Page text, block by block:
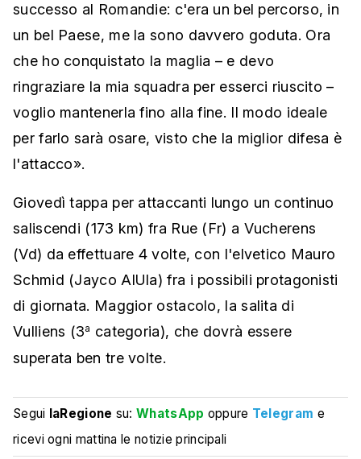
successo al Romandie: c'era un bel percorso, in
un bel Paese, me la sono davvero goduta. Ora
che ho conquistato la maglia – e devo
ringraziare la mia squadra per esserci riuscito –
voglio mantenerla fino alla fine. Il modo ideale
per farlo sarà osare, visto che la miglior difesa è
l'attacco».
Giovedì tappa per attaccanti lungo un continuo
saliscendi (173 km) fra Rue (Fr) a Vucherens
(Vd) da effettuare 4 volte, con l'elvetico Mauro
Schmid (Jayco AlUla) fra i possibili protagonisti
di giornata. Maggior ostacolo, la salita di
Vulliens (3a categoria), che dovrà essere
superata ben tre volte.
Segui laRegione su:WhatsApp oppure Telegram e
ricevi ogni mattina le notizie principali